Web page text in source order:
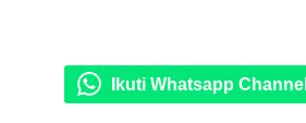
Ikuti Whatsapp